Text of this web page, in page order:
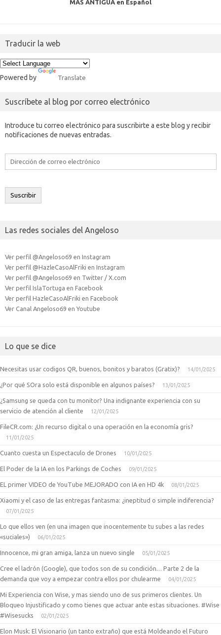
MAS ANTIGUA en Español
Traducir la web
Powered by Translate
Suscríbete al blog por correo electrónico
Introduce tu correo electrónico para suscribirte a este blog y recibir
notificaciones de nuevas entradas.
Dirección
electrónico
Suscribir
Las redes sociales del Angeloso
Ver perfil @Angeloso69 en Instagram
Ver perfil @HazleCasoAlFriki en Instagram
Ver perfil @Angeloso69 en Twitter / X.com
Ver perfil IslaTortuga en Facebook
Ver perfil HazleCasoAlFriki en Facebook
Ver Canal Angeloso69 en Youtube
Lo que se dice
Necesitas usar codigos QR, buenos, bonitos y baratos (Gratix)? 14/01/2025
¿Por qué SOra solo está disponible en algunos países? 13/01/2025
¿Samsung se queda con tu monitor? Una indignante experiencia con su
servicio de atención al cliente
12/01/2025
FileCR.com: ¿Un recurso digital o una operación en la economía gris?
11/01/2025
Cuanto cuesta un Espectaculo de Drones 10/01/2025
El Poder de la IA en los Parkings de Coches 09/01/2025
EL primer VIDEO de YouTube MEJORADO con IA en HD 4k 08/01/2025
Xiaomi y el caso de las entregas fantasma: ¿ineptitud o simple indiferencia?
07/01/2025
Lo que ellos ven (en una imagen que inocentemente tu subes a las redes
«suciales»)
06/01/2025
Innocence, mi gran amiga, lanza un nuevo single 05/01/2025
Cree el ladrón (Google), que todos son de su condición… Parte 2 de la
demanda que voy a empezar contra ellos por chulearme
04/01/2025
Mi Experiencia con Wise, y mas siendo uno de sus primeros clientes. Un
Bloqueo Injustificado y como tienes que actuar ante estas situaciones. #Wise
#Wisesucks
02/01/2025
Elon Musk: El Visionario (un tanto extraño) que está Moldeando el Futuro